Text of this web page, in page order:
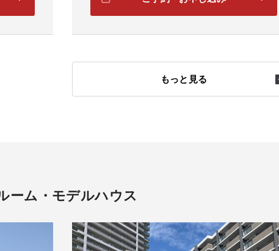
もっと見る
ーム・モデルハウス